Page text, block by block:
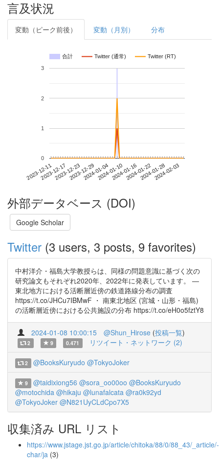
言及状況
変動（ピーク前後） 変動（月別） 分布
合計 Twitter (通常) Twitter (RT)
2023-12-112023-12-172023-12-232023-12-292024-01-042024-01-102024-01-162024-01-222024-01-282024-02-03
0
1
2
3
外部データベース (DOI)
Google Scholar
Twitter (3 users, 3 posts, 9 favorites)
中村洋介・福島大学教授らは、同様の問題意識に基づく次の
研究論文もそれぞれ2020年、2022年に発表しています。 —
東北地方における活断層近傍の鉄道路線分布の調査
https://t.co/JHCu7IBMwF ・ 南東北地区 (宮城・山形・福島)
の活断層近傍における公共施設の分布 https://t.co/eH0o5fztY8
2024-01-08 10:00:15 @Shun_Hirose (投稿一覧)
2 9 0.471 リツイート・ネットワーク (2)
2 @BooksKuryudo @TokyoJoker
9 @taidixiong56 @sora_oo00oo @BooksKuryudo
@motochida @hikaju @lunafalcata @ra0k92yd
@TokyoJoker @N821UyCLdCpo7X5
収集済み URL リスト
https://www.jstage.jst.go.jp/article/chitoka/88/0/88_43/_article/-
char/ja (3)